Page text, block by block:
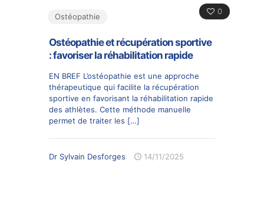
0
Ostéopathie
Ostéopathie et récupération sportive
: favoriser la réhabilitation rapide
EN BREF L’ostéopathie est une approche
thérapeutique qui facilite la récupération
sportive en favorisant la réhabilitation rapide
des athlètes. Cette méthode manuelle
permet de traiter les […]
Dr Sylvain Desforges 14/11/2025